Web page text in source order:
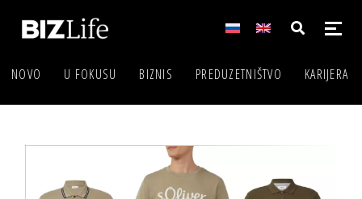
NOVO U FOKUSU BIZNIS PREDUZETNIŠTVO KARIJERA